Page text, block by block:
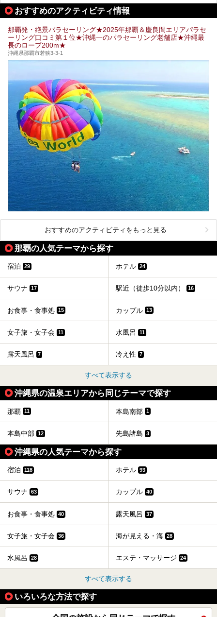
は“共同湯王国”といっても決して過言では無いでしょう。
今回は地元在住の九州の温泉ライターである筆者が過去入浴
した中から、源泉かけ流しと泉質の良さにこだわって九州の
めぐりの参考にされてみて下さい！
おすすめのアクティビティ情報
那覇発・絶景パラセーリング★2025年那覇＆慶良間エリアパラセ
ーリング口コミ第１位★沖縄一のパラセーリング老舗店★沖縄最
長のロープ200m★
沖縄県那覇市若狭3-3-1
おすすめのアクティビティをもっと見る
那覇の人気テーマから探す
宿泊 29 ホテル 24
サウナ 17 駅近（徒歩10分以内） 16
お食事・食事処 15 カップル 13
女子旅・女子会 11 水風呂 11
露天風呂 7 冷え性 7
すべて表示する
沖縄県の温泉エリアから同じテーマで探す
那覇 11 本島南部 1
本島中部 12 先島諸島 3
沖縄県の人気テーマから探す
宿泊 118 ホテル 93
サウナ 63 カップル 40
お食事・食事処 40 露天風呂 37
女子旅・女子会 36 海が見える・海 28
水風呂 28 エステ・マッサージ 24
すべて表示する
いろいろな方法で探す